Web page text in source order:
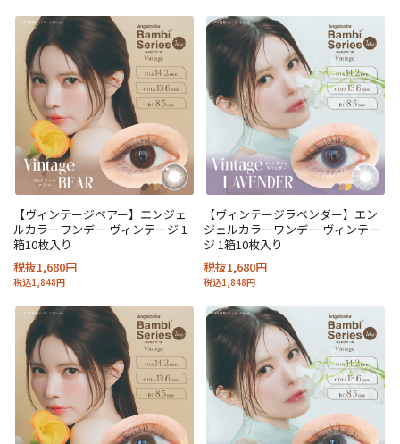
【ヴィンテージベアー】エンジェ
ルカラーワンデー ヴィンテージ 1
箱10枚入り
税抜1,680円
税込1,848円
【ヴィンテージラベンダー】エン
ジェルカラーワンデー ヴィンテー
ジ 1箱10枚入り
税抜1,680円
税込1,848円